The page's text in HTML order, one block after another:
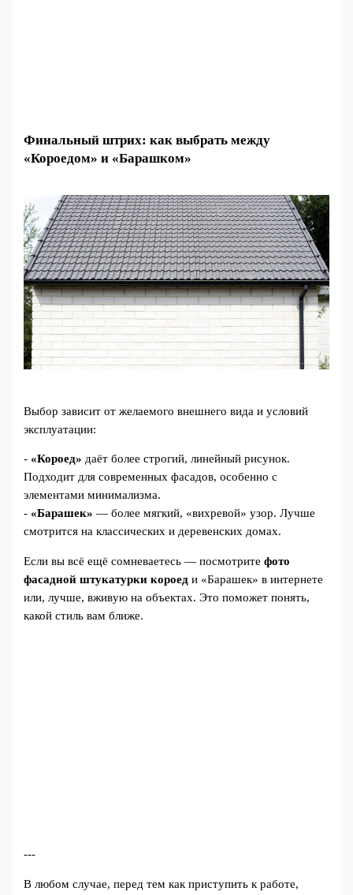
Финальный штрих: как выбрать между
«Короедом» и «Барашком»
Выбор зависит от желаемого внешнего вида и условий
эксплуатации:
-«Короед» даёт более строгий, линейный рисунок.
Подходит для современных фасадов, особенно с
элементами минимализма.
-«Барашек» — более мягкий, «вихревой» узор. Лучше
смотрится на классических и деревенских домах.
Если вы всё ещё сомневаетесь — посмотритефото
фасадной штукатурки короед и «Барашек» в интернете
или, лучше, вживую на объектах. Это поможет понять,
какой стиль вам ближе.
---
В любом случае, перед тем как приступить к работе,